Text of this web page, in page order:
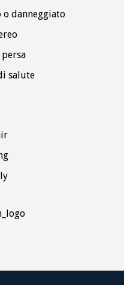
danneggiato
salute